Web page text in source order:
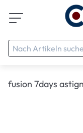
fusion 7days